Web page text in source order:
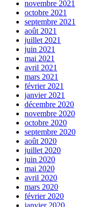
novembre 2021
octobre 2021
septembre 2021
août 2021
juillet 2021
juin 2021
mai 2021
avril 2021
mars 2021
février 2021
janvier 2021
décembre 2020
novembre 2020
octobre 2020
septembre 2020
août 2020
juillet 2020
juin 2020
mai 2020
avril 2020
mars 2020
février 2020